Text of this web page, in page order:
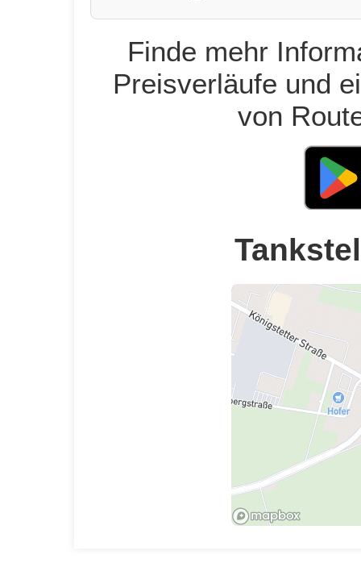
Finde mehr
Preisverläufe und
von